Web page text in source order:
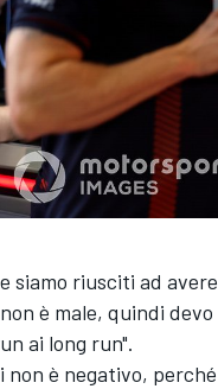
siamo riusciti ad avere
è male, quindi devo
ai long run".
è negativo, perché